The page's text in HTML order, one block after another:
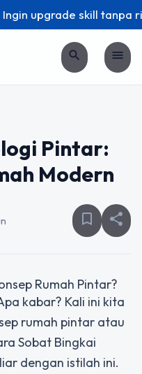
Ingin upgrade skill tanpa
search menu
Pintar:
Modern
bookmark_border share
Rumah Pintar?
kabar? Kali ini kita
rumah pintar atau
Sobat Bingkai
dengan istilah ini.